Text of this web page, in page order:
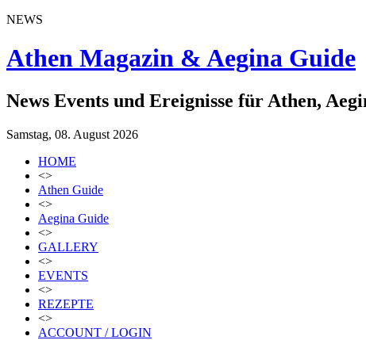
NEWS
Athen Magazin & Aegina Guide
News Events und Ereignisse für Athen,
Samstag, 08. August 2026
HOME
<>
Athen Guide
<>
Aegina Guide
<>
GALLERY
<>
EVENTS
<>
REZEPTE
<>
ACCOUNT / LOGIN